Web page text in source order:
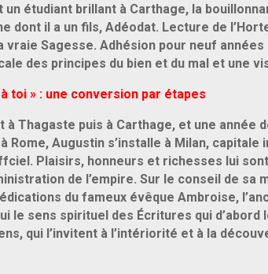
étudiant brillant à Carthage, la
dont il a un fils, Adéodat. Lecture de
vraie Sagesse. Adhésion pour neuf
des principes du bien et du mal et une
toi » : une conversion par étapes
à Thagaste puis à Carthage, et une année
Augustin s’installe à Milan, capitale
Plaisirs, honneurs et richesses lui
de l’empire. Sur le conseil de
du fameux évêque Ambroise,
le sens spirituel des Écritures qui d’abord
qui l’invitent à l’intériorité et à la